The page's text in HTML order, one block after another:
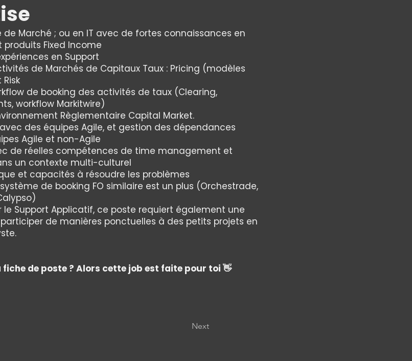
de Marché ; ou en IT avec de fortes connaissances en
Fixed Income
en Support
de Marchés de Capitaux Taux : Pricing (modèles
de booking des activités de taux (Clearing,
workflow Markitwire)
Règlementaire Capital Market.
des équipes Agile, et gestion des dépendances
Agile et non-Agile
de réelles compétences de time management et
un contexte multi-culturel
et capacités à résoudre les problèmes
de booking FO similaire est un plus (Orchestrade,
le Support Applicatif, ce poste requiert également une
de manières ponctuelles à des petits projets en
de poste ? Alors cette job est faite pour toi 👋
Next